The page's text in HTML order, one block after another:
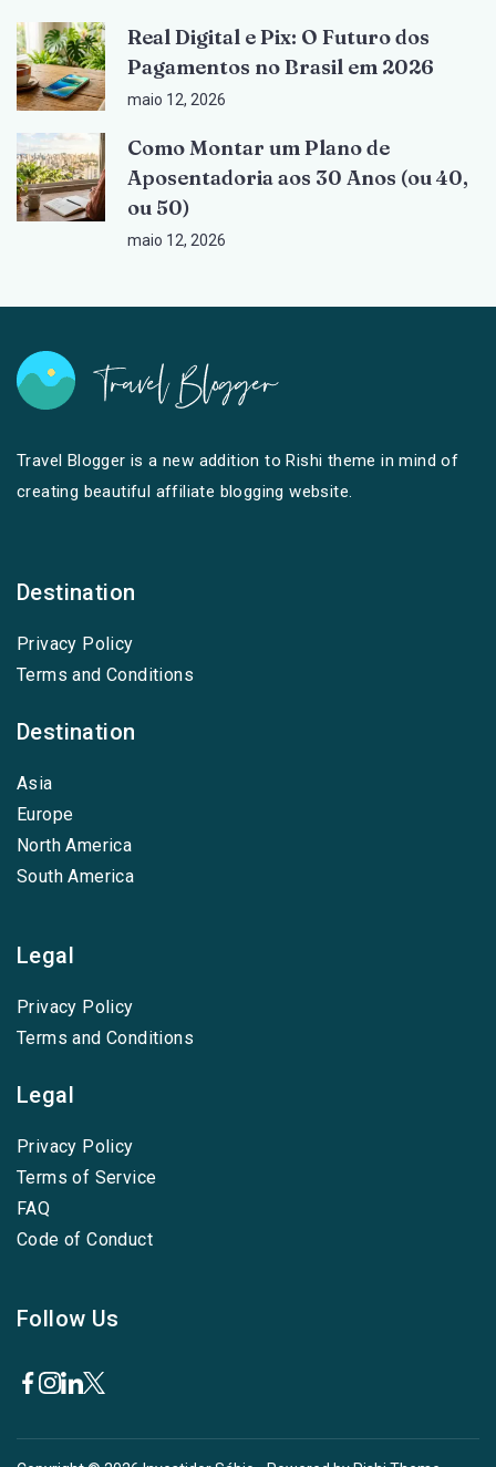
Real Digital e Pix: O Futuro dos
Pagamentos no Brasil em 2026
maio 12, 2026
Como Montar um Plano de
Aposentadoria aos 30 Anos (ou 40,
ou 50)
maio 12, 2026
Travel Blogger is a new addition to Rishi theme in mind of
creating beautiful affiliate blogging website.
Destination
Privacy Policy
Terms and Conditions
Destination
Asia
Europe
North America
South America
Legal
Privacy Policy
Terms and Conditions
Legal
Privacy Policy
Terms of Service
FAQ
Code of Conduct
Follow Us